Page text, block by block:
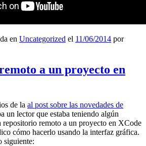
en Uncategorized el 11/06/2014 por
a un proyecto en
de la al post sobre las novedades de
un lector que estaba teniendo algún
repositorio remoto a un proyecto en XCode
cómo hacerlo usando la interfaz gráfica.
siguiente: